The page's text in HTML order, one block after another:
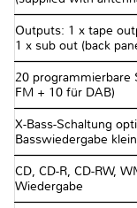
Outputs: 1 x tape
1 x sub out (back
20 programmierbare
FM + 10 für DAB)
X-Bass-Schaltung
Basswiedergabe
CD, CD-R, CD-RW,
Wiedergabe